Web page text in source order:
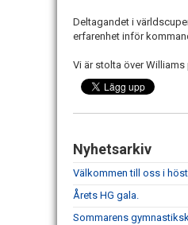
Deltagandet i
erfarenhet inför
Vi är stolta över
Nyhetsarkiv
Välkommen till oss i
Årets HG gala.
Sommarens